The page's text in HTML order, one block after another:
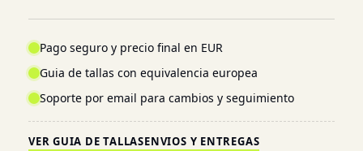
Pago seguro y precio final en EUR
Guia de tallas con equivalencia europea
Soporte por email para cambios y seguimiento
VER GUIA DE TALLASENVIOS Y ENTREGAS